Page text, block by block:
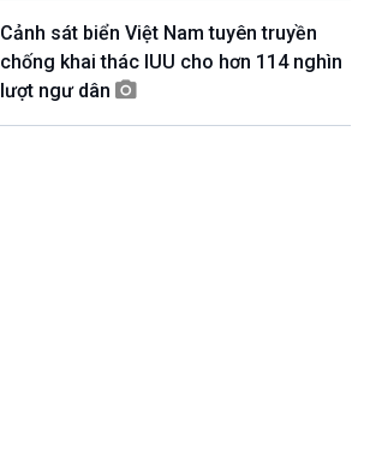
Cảnh sát biển Việt Nam tuyên truyền
chống khai thác IUU cho hơn 114 nghìn
lượt ngư dân